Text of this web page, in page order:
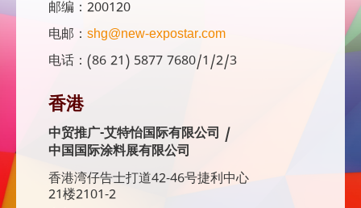
邮编：200120
电邮： shg@new-expostar.com
电话：(86 21) 5877 7680/1/2/3
香港
中贸推广-艾特怡国际有限公司 /
中国国际涂料展有限公司
香港湾仔告士打道42-46号捷利中心
21楼2101-2